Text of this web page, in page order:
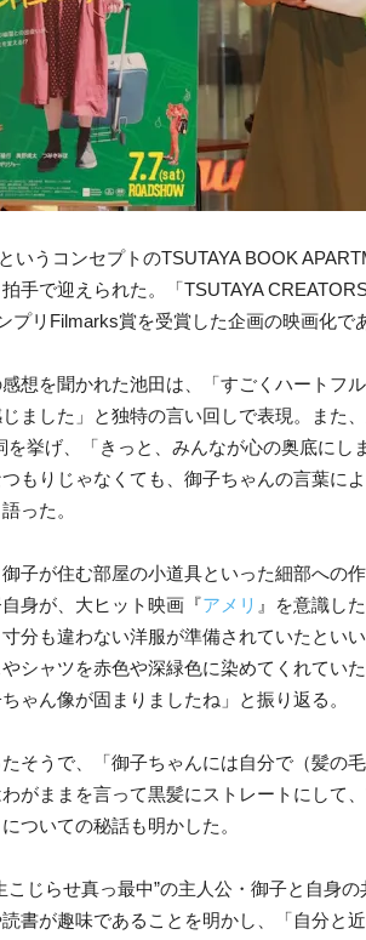
いうコンセプトのTSUTAYA BOOK
手で迎えられた。「TSUTAYA
プリFilmarks賞を受賞した企画の映画化で
想を聞かれた池田は、「すごくハートフ
ました」と独特の言い回しで表現。また
を挙げ、「きっと、みんなが心の奥底にし
もりじゃなくても、御子ちゃんの言葉に
った。
子が住む部屋の小道具といった細部への
身が、大ヒット映画『アメリ 』を意識し
分も違わない洋服が準備されていたとい
シャツを赤色や深緑色に染めてくれてい
ゃん像が固まりましたね」と振り返る。
そうで、「御子ちゃんには自分で（髪の
がままを言って黒髪にストレートにして
ついての秘話も明かした。
こじらせ真っ最中”の主人公・御子と自身
書が趣味であることを明かし、「自分と